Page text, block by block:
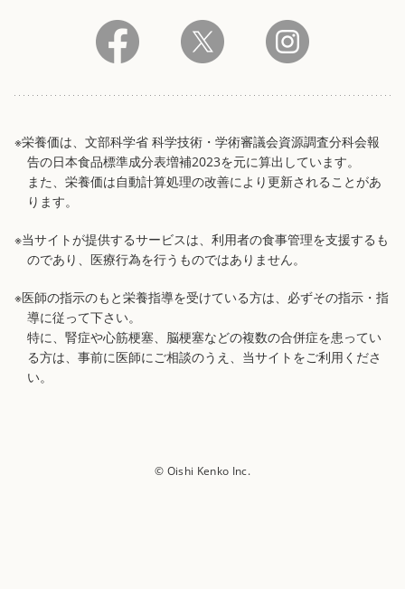
※栄養価は、文部科学省 科学技術・学術審議会資源調査分科会報
告の日本食品標準成分表増補2023を元に算出しています。
また、栄養価は自動計算処理の改善により更新されることがあ
ります。
※当サイトが提供するサービスは、利用者の食事管理を支援するも
のであり、医療行為を行うものではありません。
※医師の指示のもと栄養指導を受けている方は、必ずその指示・指
導に従って下さい。
特に、腎症や心筋梗塞、脳梗塞などの複数の合併症を患ってい
る方は、事前に医師にご相談のうえ、当サイトをご利用くださ
い。
© Oishi Kenko Inc.